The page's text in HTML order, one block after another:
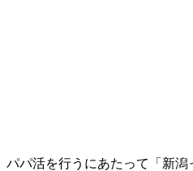
パパ活を行うにあたって「新